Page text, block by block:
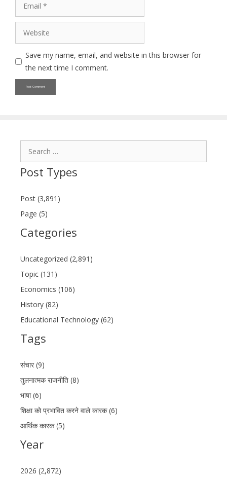
Website
Save my name, email, and website in this browser for
the next time I comment.
Post Types
Post (3,891)
Page (5)
Categories
Uncategorized (2,891)
Topic (131)
Economics (106)
History (82)
Educational Technology (62)
Tags
संचार (9)
तुलनात्मक राजनीति (8)
भाषा (6)
शिक्षा को प्रभावित करने वाले कारक (6)
आर्थिक कारक (5)
Year
2026 (2,872)